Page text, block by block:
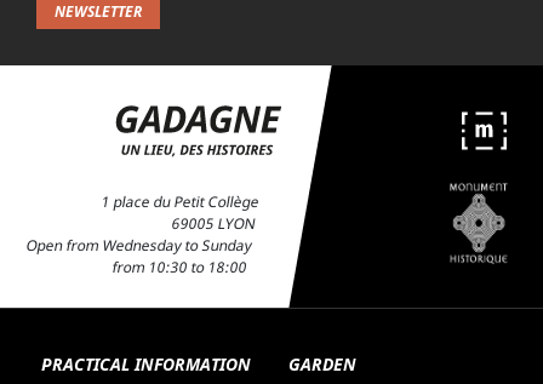
NEWSLETTER
1 place du Petit Collège
69005 LYON
Open from Wednesday to Sunday
from 10:30 to 18:00
PRACTICAL INFORMATION GARDEN